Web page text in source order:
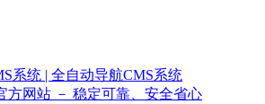
系统 | 全自动导航CMS系统
方网站 － 稳定可靠、安全省心